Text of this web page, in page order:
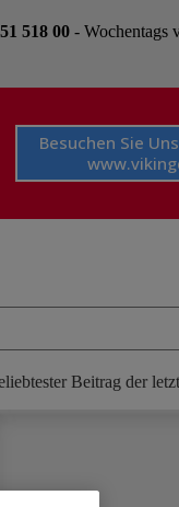
518 00- Wochentags
Besuchen Sie
Beitrag der